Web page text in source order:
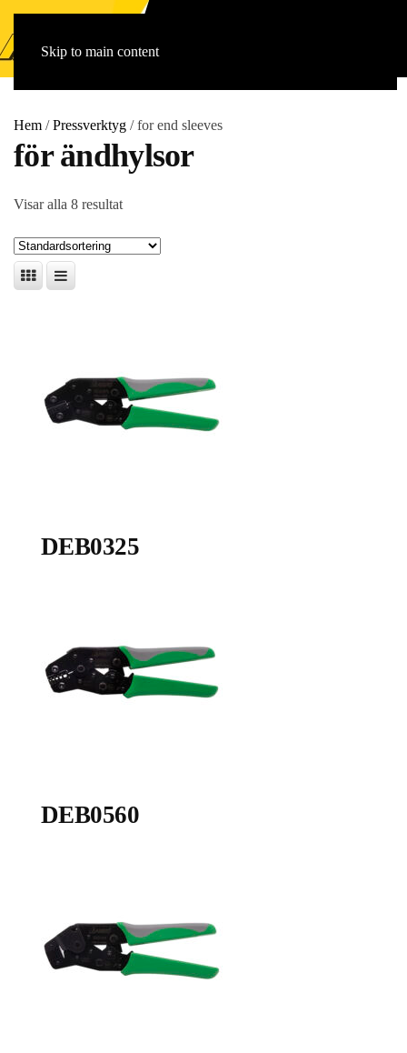
Skip to main content
Hem /Pressverktyg / for end sleeves
för ändhylsor
Visar alla 8 resultat
DEB0325
DEB0560